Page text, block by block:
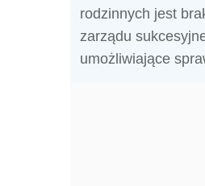
rodzinnych jest
zarządu
umożliwiające